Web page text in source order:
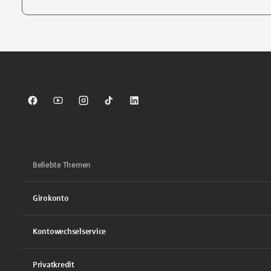
Sparkasse auf Facebook
Sparkasse auf Youtube
Sparkasse auf Instagram
Sparkasse auf TikTok
Sparkasse auf LinkedIn
Beliebte Themen
Girokonto
Kontowechselservice
Privatkredit